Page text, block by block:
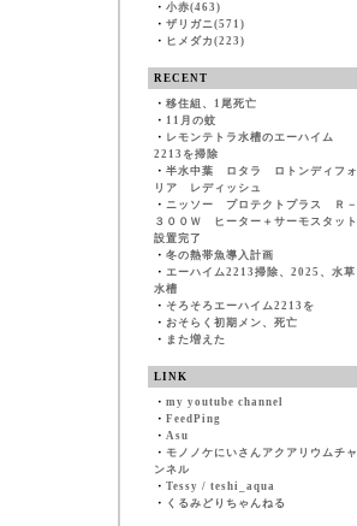
・ 小赤(463)
・ ザリガニ(571)
・ ヒメダカ(223)
RECENT
・ 移住組、1尾死亡
・ 11月の蚊
・ レモンテトラ水槽のエーハイム
2213を掃除
・ 半水中葉 ロタラ ロトンディフォ
リア レディッシュ
・ ニッソー プロテクトプラス Ｒ－
３００Ｗ ヒーター＋サーモスタット
設置完了
・ 冬の熱帯魚導入計画
・ エーハイム2213掃除、2025、水草
水槽
・ そろそろエーハイム2213を
・ おそらく初期メン、死亡
・ また増えた
LINK
・ my youtube channel
・ FeedPing
・ Asu
・ モノノケにいさんアクアリウムチャ
ンネル
・ Tessy / teshi_aqua
・ くるみどりちゃんねる